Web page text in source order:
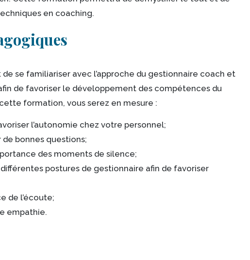
en coaching.
se familiariser avec l’approche du gestionnaire coach et
de favoriser le développement des compétences du
formation, vous serez en mesure :
l’autonomie chez votre personnel;
de bonnes questions;
des moments de silence;
postures de gestionnaire afin de favoriser
de l’écoute;
empathie.